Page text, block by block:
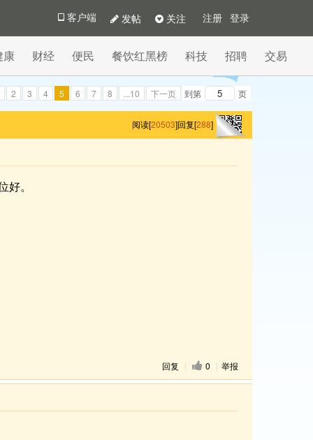
注册 登录
关注
发帖
客户端
康 财经 便民 餐饮红黑榜 科技 招聘 交易
2 3 4 5 6 7 8 ...10 下一页 到第 页
阅读[20503]回复[288]
。
回复 | 0 | 举报